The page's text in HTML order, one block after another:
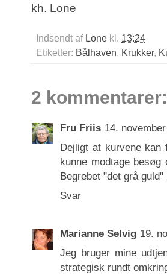
kh. Lone
Indsendt af Lone kl. 13:24
Etiketter: Bålhaven, Krukker,
2 kommentarer:
Fru Friis 14.
Dejligt at kurvene
kunne modtage
Begrebet "det grå
Svar
Marianne Selvig 19.
Jeg bruger mine
strategisk rundt